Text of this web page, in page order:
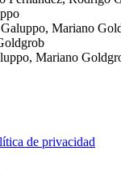
Mariano
Mariano
de privacidad